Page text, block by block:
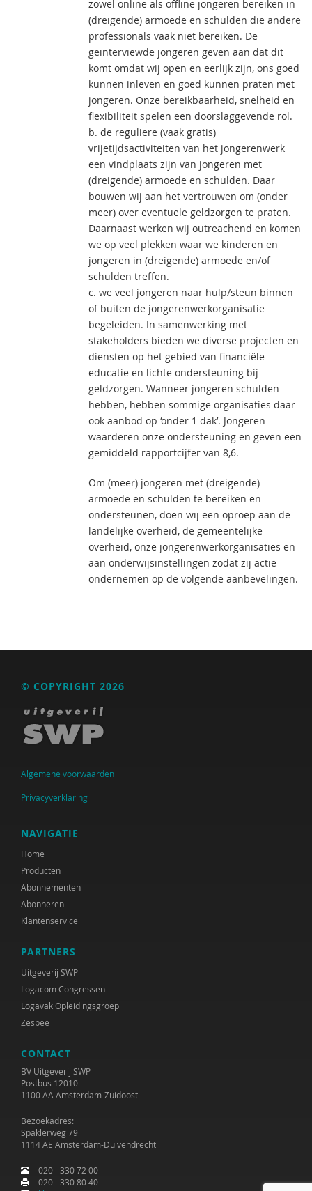
zowel online als offline jongeren bereiken in
(dreigende) armoede en schulden die andere
professionals vaak niet bereiken. De
geïnterviewde jongeren geven aan dat dit
komt omdat wij open en eerlijk zijn, ons goed
kunnen inleven en goed kunnen praten met
jongeren. Onze bereikbaarheid, snelheid en
flexibiliteit spelen een doorslaggevende rol.
b. de reguliere (vaak gratis)
vrijetijdsactiviteiten van het jongerenwerk
een vindplaats zijn van jongeren met
(dreigende) armoede en schulden. Daar
bouwen wij aan het vertrouwen om (onder
meer) over eventuele geldzorgen te praten.
Daarnaast werken wij outreachend en komen
we op veel plekken waar we kinderen en
jongeren in (dreigende) armoede en/of
schulden treffen.
c. we veel jongeren naar hulp/steun binnen
of buiten de jongerenwerkorganisatie
begeleiden. In samenwerking met
stakeholders bieden we diverse projecten en
diensten op het gebied van financiële
educatie en lichte ondersteuning bij
geldzorgen. Wanneer jongeren schulden
hebben, hebben sommige organisaties daar
ook aanbod op ‘onder 1 dak’. Jongeren
waarderen onze ondersteuning en geven een
gemiddeld rapportcijfer van 8,6.
Om (meer) jongeren met (dreigende)
armoede en schulden te bereiken en
ondersteunen, doen wij een oproep aan de
landelijke overheid, de gemeentelijke
overheid, onze jongerenwerkorganisaties en
aan onderwijsinstellingen zodat zij actie
ondernemen op de volgende aanbevelingen.
© COPYRIGHT 2026
Algemene voorwaarden
Privacyverklaring
NAVIGATIE
Home
Producten
Abonnementen
Abonneren
Klantenservice
PARTNERS
Uitgeverij SWP
Logacom Congressen
Logavak Opleidingsgroep
Zesbee
CONTACT
BV Uitgeverij SWP
Postbus 12010
1100 AA Amsterdam-Zuidoost
Bezoekadres:
Spaklerweg 79
1114 AE Amsterdam-Duivendrecht
020 - 330 72 00
020 - 330 80 40